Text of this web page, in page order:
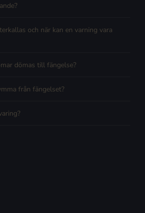
och när kan en varning vara
dömas till fängelse?
från fängelset?